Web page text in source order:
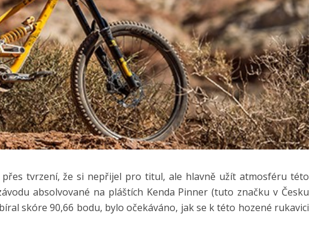
tvrzení, že si nepřijel pro titul, ale hlavně užít atmosféru této
absolvované na pláštích Kenda Pinner (tuto značku v Česku
skóre 90,66 bodu, bylo očekáváno, jak se k této hozené rukavici